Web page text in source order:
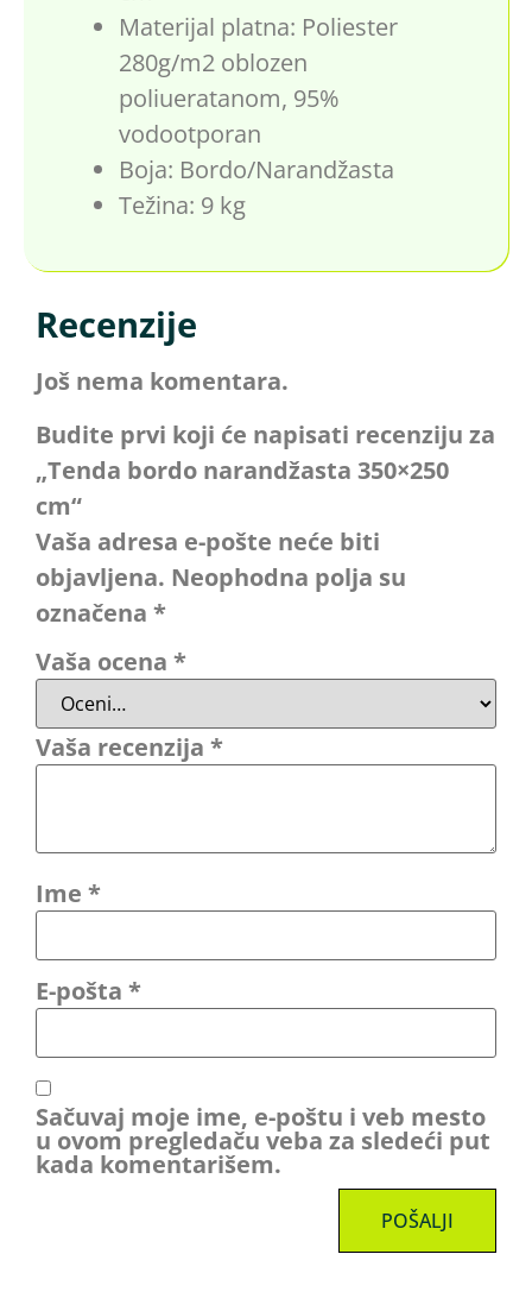
Materijal platna: Poliester
280g/m2 oblozen
poliueratanom, 95%
vodootporan
Boja: Bordo/Narandžasta
Težina: 9 kg
Recenzije
Još nema komentara.
Budite prvi koji će napisati recenziju za
„Tenda bordo narandžasta 350×250
cm“
Vaša adresa e-pošte neće biti
objavljena. Neophodna polja su
označena *
Vaša ocena *
Vaša recenzija *
Ime *
E-pošta *
Sačuvaj moje ime, e-poštu i veb mesto
u ovom pregledaču veba za sledeći put
kada komentarišem.